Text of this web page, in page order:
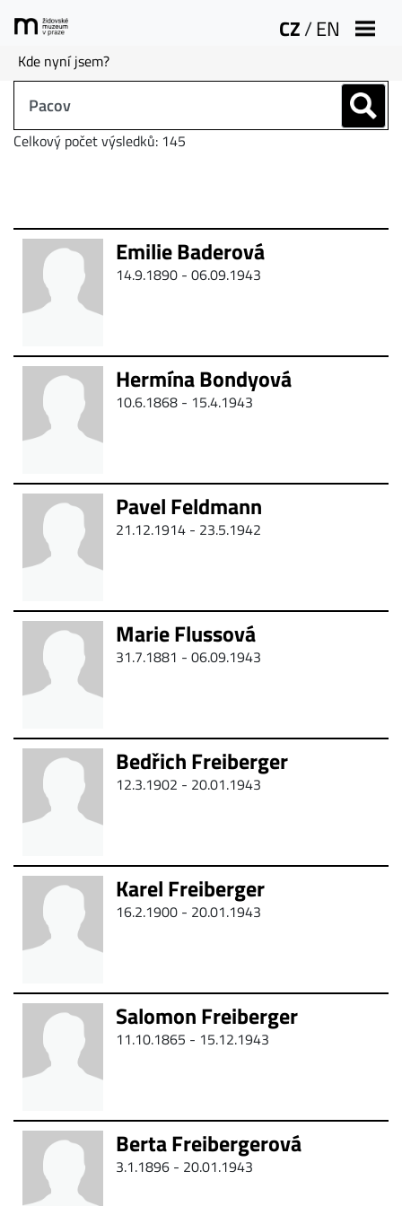
CZ/EN
Kde nyní jsem?
Celkový počet výsledků: 145
Emilie Baderová
14.9.1890 - 06.09.1943
Hermína Bondyová
10.6.1868 - 15.4.1943
Pavel Feldmann
21.12.1914 - 23.5.1942
Marie Flussová
31.7.1881 - 06.09.1943
Bedřich Freiberger
12.3.1902 - 20.01.1943
Karel Freiberger
16.2.1900 - 20.01.1943
Salomon Freiberger
11.10.1865 - 15.12.1943
Berta Freibergerová
3.1.1896 - 20.01.1943